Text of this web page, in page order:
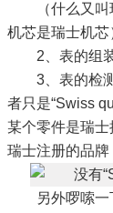
（什么又
机芯是瑞士机芯
2、表的组
3、表的检
者只是“Swiss
某个零件是瑞
瑞士注册的品牌
另外啰嗦